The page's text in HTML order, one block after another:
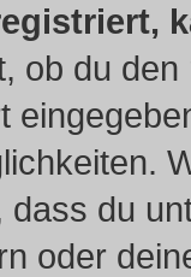
ob du
dass du
oder